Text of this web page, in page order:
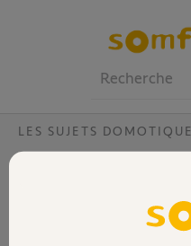
Volet
LES SUJETS DOMOTIQUE
Adresse bouton
Je souhaite programmé